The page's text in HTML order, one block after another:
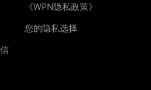
《WPN隐私政策》
您的隐私选择